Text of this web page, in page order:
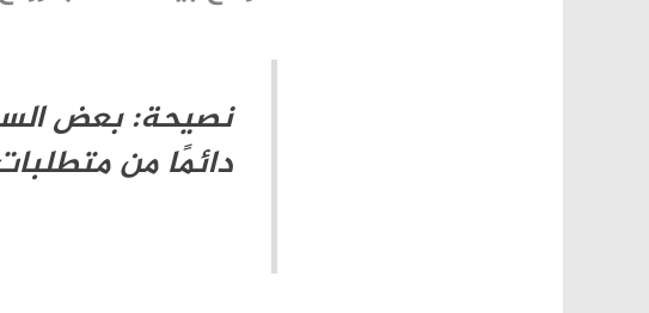
نصيحة: بعض
دائمًا من